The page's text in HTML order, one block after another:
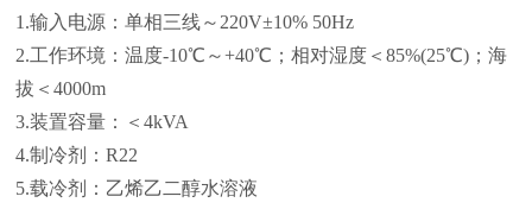
1.输入电源：单相三线～ 220V±10% 50Hz
2.工作环境：温度-10℃～+40℃；相对湿度＜85%(25℃) ；海
拔＜4000m
3.装置容量：＜4kVA
4.制冷剂：R22
5.载冷剂：乙烯乙二醇水溶液